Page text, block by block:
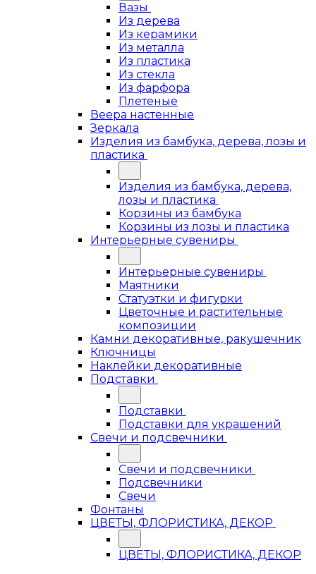
Вазы
Из дерева
Из керамики
Из металла
Из пластика
Из стекла
Из фарфора
Плетеные
Веера настенные
Зеркала
Изделия из бамбука, дерева, лозы и
пластика
Изделия из бамбука, дерева,
лозы и пластика
Корзины из бамбука
Корзины из лозы и пластика
Интерьерные сувениры
Интерьерные сувениры
Маятники
Статуэтки и фигурки
Цветочные и растительные
композиции
Камни декоративные, ракушечник
Ключницы
Наклейки декоративные
Подставки
Подставки
Подставки для украшений
Свечи и подсвечники
Свечи и подсвечники
Подсвечники
Свечи
Фонтаны
ЦВЕТЫ, ФЛОРИСТИКА, ДЕКОР
ЦВЕТЫ, ФЛОРИСТИКА, ДЕКОР